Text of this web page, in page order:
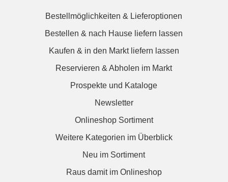
Bestellmöglichkeiten & Lieferoptionen
Bestellen & nach Hause liefern lassen
Kaufen & in den Markt liefern lassen
Reservieren & Abholen im Markt
Prospekte und Kataloge
Newsletter
Onlineshop Sortiment
Weitere Kategorien im Überblick
Neu im Sortiment
Raus damit im Onlineshop